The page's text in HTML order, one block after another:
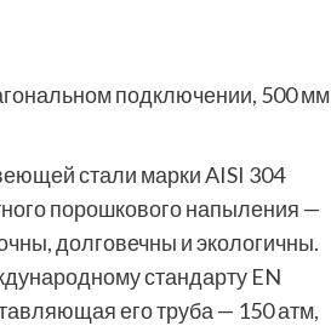
подключении, 500 мм
стали марки AISI 304
порошкового напыления —
долговечны и экологичны.
стандарту EN
его труба — 150 атм,